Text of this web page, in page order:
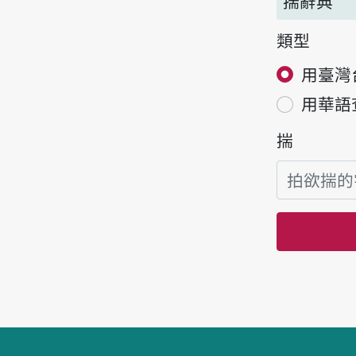
類型
用臺
用華
揣